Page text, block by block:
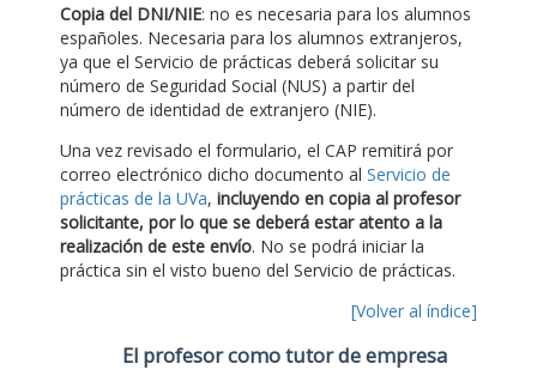
Copia del DNI/NIE: no es necesaria para los alumnos
españoles. Necesaria para los alumnos extranjeros,
ya que el Servicio de prácticas deberá solicitar su
número de Seguridad Social (NUS) a partir del
número de identidad de extranjero (NIE).
Una vez revisado el formulario, el CAP remitirá por
correo electrónico dicho documento al Servicio de
prácticas de la UVa, incluyendo en copia al profesor
solicitante, por lo que se deberá estar atento a la
realización de este envío. No se podrá iniciar la
práctica sin el visto bueno del Servicio de prácticas.
[Volver al índice]
El profesor como tutor de empresa